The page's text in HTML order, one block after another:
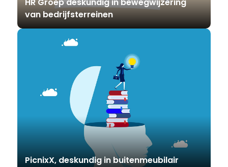
HR Groep deskundig in bewegwijzering
van bedrijfsterreinen
PicnixX, deskundig in buitenmeubilair